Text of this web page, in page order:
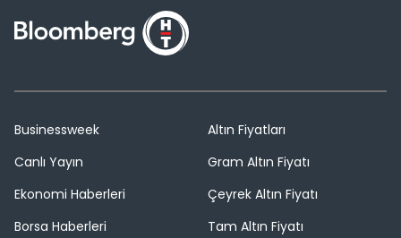
Businessweek
Canlı Yayın
Ekonomi Haberleri
Borsa Haberleri
Altın Fiyatları
Gram Altın Fiyatı
Çeyrek Altın Fiyatı
Tam Altın Fiyatı